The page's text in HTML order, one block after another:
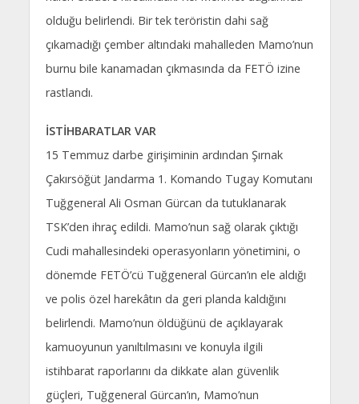
olduğu belirlendi. Bir tek teröristin dahi sağ
çıkamadığı çember altındaki mahalleden Mamo’nun
burnu bile kanamadan çıkmasında da FETÖ izine
rastlandı.
İSTİHBARATLAR VAR
15 Temmuz darbe girişiminin ardından Şırnak
Çakırsöğüt Jandarma 1. Komando Tugay Komutanı
Tuğgeneral Ali Osman Gürcan da tutuklanarak
TSK’den ihraç edildi. Mamo’nun sağ olarak çıktığı
Cudi mahallesindeki operasyonların yönetimini, o
dönemde FETÖ’cü Tuğgeneral Gürcan’ın ele aldığı
ve polis özel harekâtın da geri planda kaldığını
belirlendi. Mamo’nun öldüğünü de açıklayarak
kamuoyunun yanıltılmasını ve konuyla ilgili
istihbarat raporlarını da dikkate alan güvenlik
güçleri, Tuğgeneral Gürcan’ın, Mamo’nun